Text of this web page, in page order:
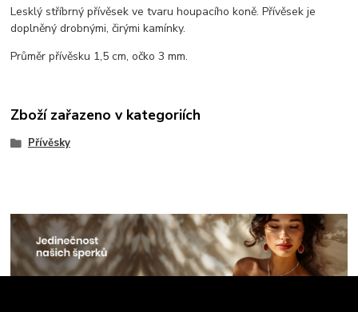
Lesklý stříbrný přívěsek ve tvaru houpacího koně. Přívěsek je
doplněný drobnými, čirými kamínky.
Průměr přívěsku 1,5 cm, očko 3 mm.
Zboží zařazeno v kategoriích
Přívěsky